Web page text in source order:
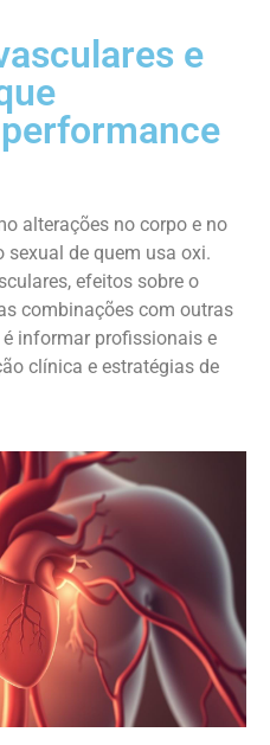
e
alterações no corpo e no
de quem usa oxi.
efeitos sobre o
combinações com outras
informar profissionais e
clínica e estratégias de